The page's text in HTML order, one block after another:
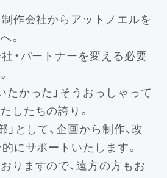
作会社からアットノエルを
。
・パートナーを変える必要
たかった」そうおっしゃって
したちの誇り。
」として、企画から制作、改
にサポートいたします。
りますので、遠方の方もお